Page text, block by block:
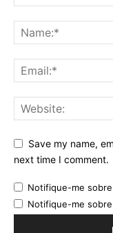
Save my name,
next time I comment.
Notifique-me
Notifique-me